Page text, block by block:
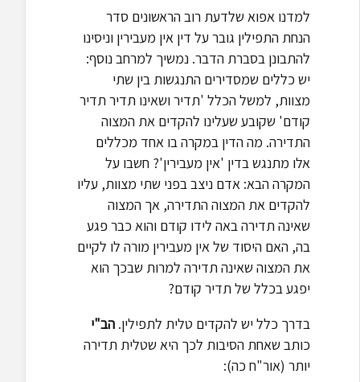
למדנו אפוא שלדעת רוב הראשונים סדר
הנחת התפילין גובר על דין אין מעבירין וניסינו
להתבונן בסברת הדבר. נמשיך למרחב נוסף:
יש כללים שמסדירים התנגשות בין שתי
מצוות, למשל הכלל 'תדיר ושאינו תדיר תדיר
קודם' שקובע שעלינו להקדים את המצוה
התדירה. מה הדין במקרה בו אחד מכללים
אלו מתנגש בדין 'אין מעבירין'? חשבו על
המקרה הבא: אדם ניצב בפני שתי מצוות, עליו
להקדים את המצוה התדירה, אך המצוה
שאינה תדירה באה לידו קודם והוא כבר פגע
בה, האם היסוד של אין מעבירין מורה לו לקיים
את המצוה שאינה תדירה למרות שבכך הוא
יפגע בכלל של תדיר קודם?
בדרך כלל יש להקדים טלית לתפילין.הב"י
כותב שאחת הסיבות לכך היא שטלית תדירה
יותר (אור"ח כה):